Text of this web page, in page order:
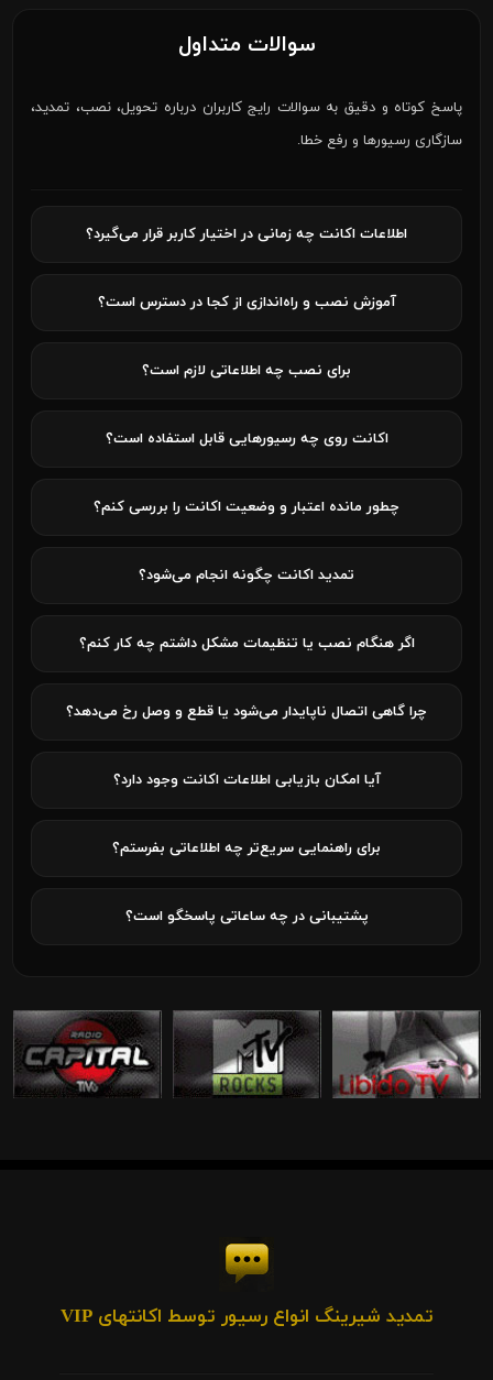
سوالات متداول
پاسخ کوتاه و دقیق به سوالات رایج کاربران درباره تحویل، نصب، تمدید،
سازگاری رسیورها و رفع خطا.
اطلاعات اکانت چه زمانی در اختیار کاربر قرار می‌گیرد؟
آموزش نصب و راه‌اندازی از کجا در دسترس است؟
برای نصب چه اطلاعاتی لازم است؟
اکانت روی چه رسیورهایی قابل استفاده است؟
چطور مانده اعتبار و وضعیت اکانت را بررسی کنم؟
تمدید اکانت چگونه انجام می‌شود؟
اگر هنگام نصب یا تنظیمات مشکل داشتم چه کار کنم؟
چرا گاهی اتصال ناپایدار می‌شود یا قطع و وصل رخ می‌دهد؟
آیا امکان بازیابی اطلاعات اکانت وجود دارد؟
برای راهنمایی سریع‌تر چه اطلاعاتی بفرستم؟
پشتیبانی در چه ساعاتی پاسخگو است؟
تمدید شیرینگ انواع رسیور توسط اکانتهای VIP